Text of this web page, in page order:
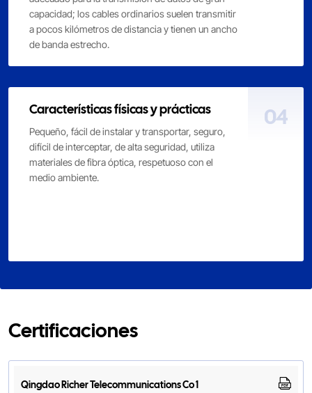
capacidad; los cables ordinarios suelen transmitir
a pocos kilómetros de distancia y tienen un ancho
de banda estrecho.
Características físicas y prácticas
Pequeño, fácil de instalar y transportar, seguro,
difícil de interceptar, de alta seguridad, utiliza
materiales de fibra óptica, respetuoso con el
medio ambiente.
04
Certificaciones
Qingdao Richer Telecommunications Co 1